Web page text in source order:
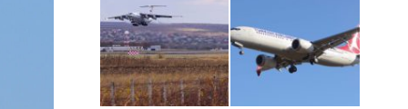
MC-130, 15731